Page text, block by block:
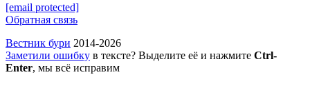
[email protected]
Обратная связь
Вестник бури 2014-2026
Заметили ошибку в тексте? Выделите её и нажмите Ctrl-
Enter, мы всё исправим